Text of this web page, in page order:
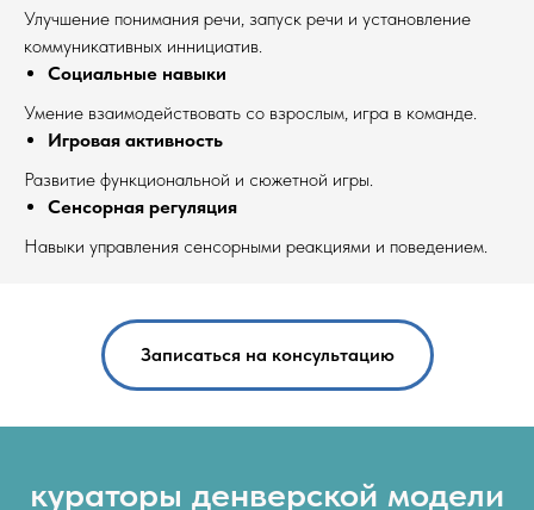
Улучшение понимания речи, запуск речи и установление
коммуникативных иннициатив.
Социальные навыки
Умение взаимодействовать со взрослым, игра в команде.
Игровая активность
Развитие функциональной и сюжетной игры.
Сенсорная регуляция
Навыки управления сенсорными реакциями и поведением.
Записаться на консультацию
кураторы денверской модели